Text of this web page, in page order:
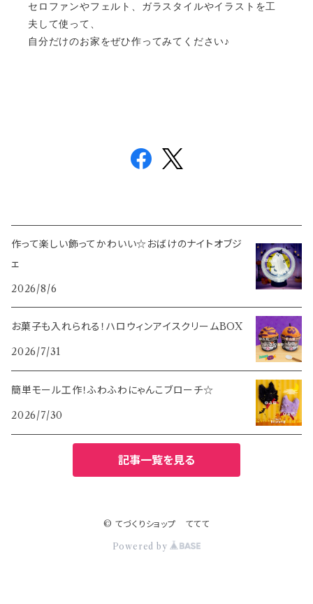
セロファンやフェルト、ガラスタイルやイラストを工
夫して使って、
自分だけのお家をぜひ作ってみてください♪
作って楽しい飾ってかわいい☆おばけのナイトオブジ
ェ
2026/8/6
お菓子も入れられる！ハロウィンアイスクリームBOX
2026/7/31
簡単モール工作！ふわふわにゃんこブローチ☆
2026/7/30
記事一覧を見る
© てづくりショップ ててて
Powered by